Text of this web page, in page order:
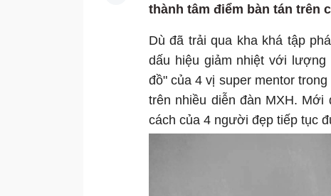
thành tâm điểm bàn tán trên
Dù đã trải qua kha khá tập
dấu hiệu giảm nhiệt với
đồ" của 4 vị super mentor
trên nhiều diễn đàn MXH. Mới
cách của 4 người đẹp tiếp tục